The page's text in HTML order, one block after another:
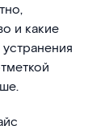
и какие